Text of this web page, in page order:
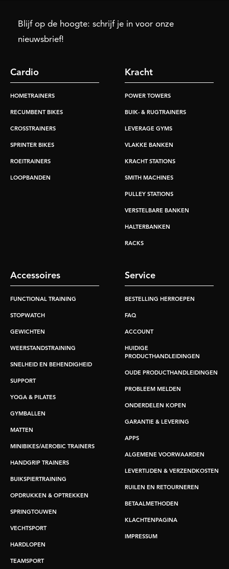
Blijf op de hoogte: schrijf je in voor onze
nieuwsbrief!
Cardio
HOMETRAINERS
RECUMBENT BIKES
CROSSTRAINERS
SPRINTER BIKES
ROEITRAINERS
LOOPBANDEN
Kracht
POWER TOWERS
BUIK- & RUGTRAINERS
LEVERAGE GYMS
VLAKKE BANKEN
KRACHT STATIONS
SMITH MACHINES
PULLEY STATIONS
VERSTELBARE BANKEN
HALTERBANKEN
RACKS
Accessoires
FUNCTIONAL TRAINING
STOPWATCH
GEWICHTEN
WEERSTANDSTRAINING
SNELHEID EN BEHENDIGHEID
SUPPORT
YOGA & PILATES
GYMBALLEN
MATTEN
MINIBIKES/AEROBIC TRAINERS
HANDGRIP TRAINERS
BUIKSPIERTRAINING
OPDRUKKEN & OPTREKKEN
SPRINGTOUWEN
VECHTSPORT
HARDLOPEN
TEAMSPORT
Service
BESTELLING HERROEPEN
FAQ
ACCOUNT
HUIDIGE
PRODUCTHANDLEIDINGEN
OUDE PRODUCTHANDLEIDINGEN
PROBLEEM MELDEN
ONDERDELEN KOPEN
GARANTIE & LEVERING
APPS
ALGEMENE VOORWAARDEN
LEVERTIJDEN & VERZENDKOSTEN
RUILEN EN RETOURNEREN
BETAALMETHODEN
KLACHTENPAGINA
IMPRESSUM